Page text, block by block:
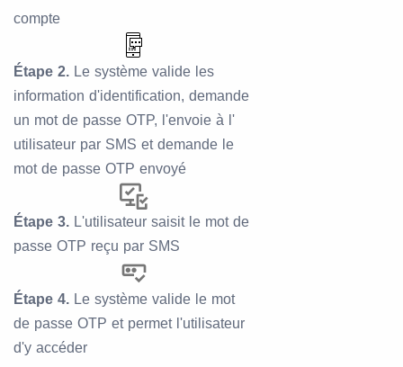
compte
Étape 2. Le système valide les
information d'identification, demande
un mot de passe OTP, l'envoie à l'
utilisateur par SMS et demande le
mot de passe OTP envoyé
Étape 3. L'utilisateur saisit le mot de
passe OTP reçu par SMS
Étape 4. Le système valide le mot
de passe OTP et permet l'utilisateur
d'y accéder